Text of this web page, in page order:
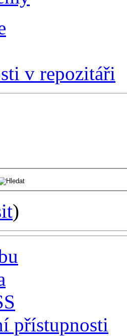
v repozitáři
)
přístupnosti